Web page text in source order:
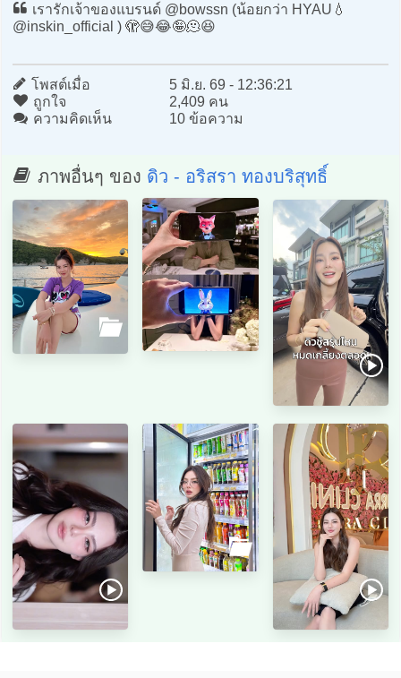
เรารักเจ้าของแบรนด์ @bowssn (น้อยกว่า HYAU💧
@inskin_official ) 🫣😅😂🤪🫠😆
โพสต์เมื่อ
5 มิ.ย. 69 - 12:36:21
ถูกใจ
2,409 คน
ความคิดเห็น
10 ข้อความ
ภาพอื่นๆ ของ ดิว - อริสรา ทองบริสุทธิ์